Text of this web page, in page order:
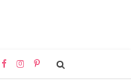
F I P